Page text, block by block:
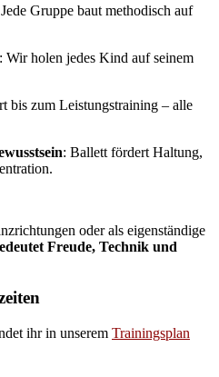
Gruppe baut methodisch auf
: Wir holen jedes Kind auf seinem
bis zum Leistungstraining – alle
: Ballett fördert Haltung,
oder als eigenständige
Freude, Technik und
ihr in unserem Trainingsplan